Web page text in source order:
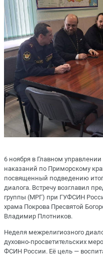
6 ноября в Главном
наказаний по Приморскому
посвященный подведению
диалога. Встречу возглавил
группы (МРГ) при ГУФСИН
храма Покрова Пресвятой
Владимир Плотников.
Неделя межрелигиозного
духовно-просветительских
ФСИН России. Её цель —